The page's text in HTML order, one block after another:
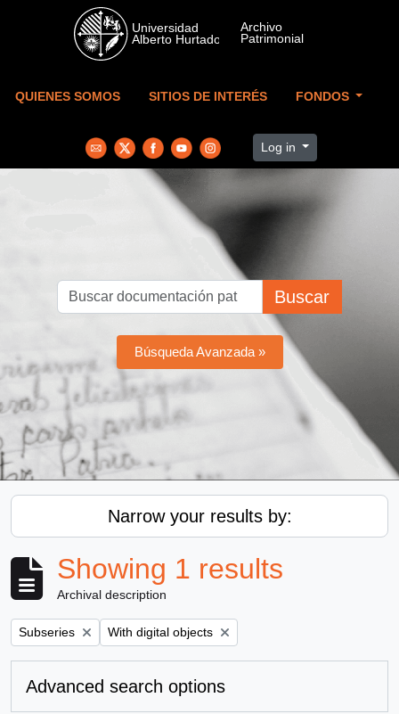
Skip to main content
QUIENES SOMOS SITIOS DE INTERÉS FONDOS
Log in
Buscar
Búsqueda Avanzada »
Narrow your results by:
Showing 1 results
Archival description
Remove filter:
Subseries Remove filter:
With digital objects
Advanced search options